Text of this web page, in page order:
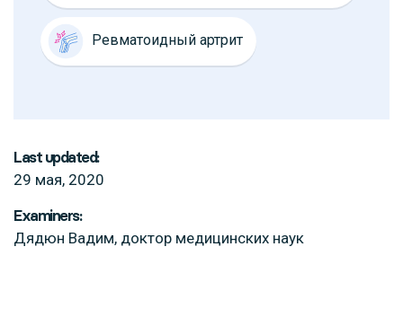
Ревматоидный артрит
Last updated:
29 мая, 2020
Examiners:
Дядюн Вадим, доктор медицинских наук